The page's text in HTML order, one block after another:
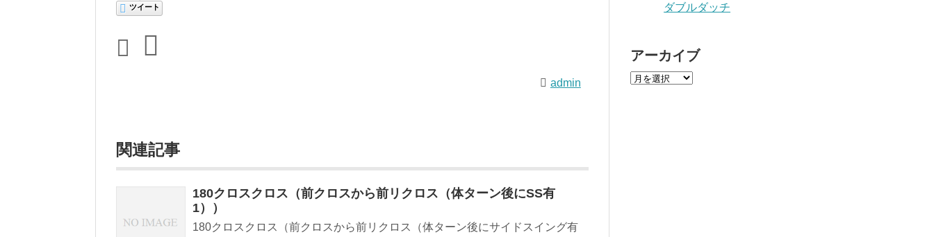
ツイート
admin
関連記事
180クロスクロス（前クロスから前リクロス（体ターン後にSS有
1））
180クロスクロス（前クロスから前リクロス（体ターン後にサイドスイング有
ダブルダッチ
アーカイブ